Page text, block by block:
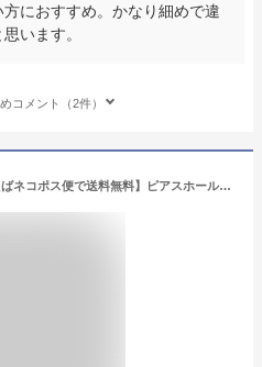
におすすめ。かなり細めで違
います。
コメント（2件）
ピアスホールケア【2個買えばネコポス便で送料無料】ピアスホールの掃除用フロス ピアフロス つめかえ用